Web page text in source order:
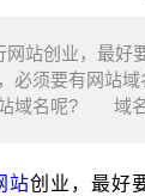
网站创业，最好
必须要有网站
名呢? 域名
站创业，最好